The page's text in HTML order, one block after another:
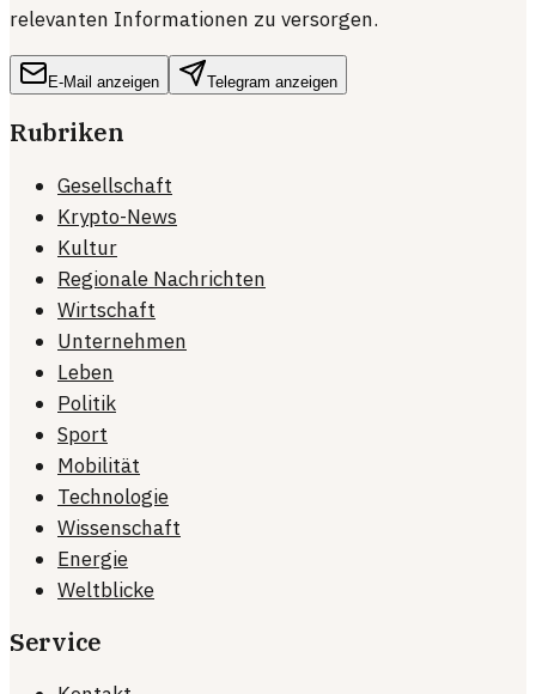
relevanten Informationen zu versorgen.
E-Mail anzeigen Telegram anzeigen
Rubriken
Gesellschaft
Krypto-News
Kultur
Regionale Nachrichten
Wirtschaft
Unternehmen
Leben
Politik
Sport
Mobilität
Technologie
Wissenschaft
Energie
Weltblicke
Service